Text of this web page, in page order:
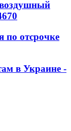
по отсрочке
в Украине -